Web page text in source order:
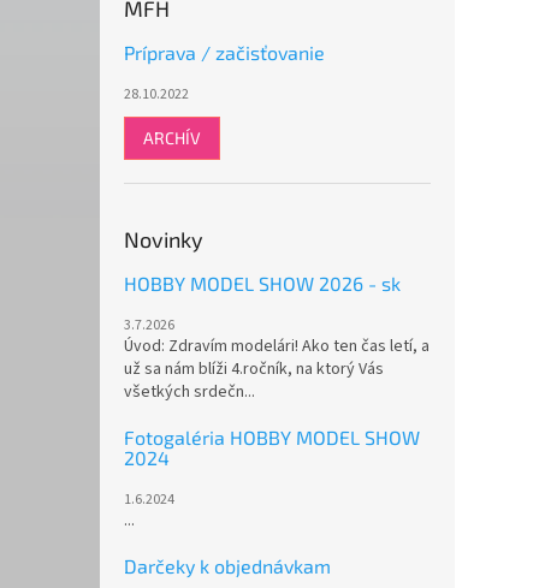
MFH
Príprava / začisťovanie
28.10.2022
ARCHÍV
Novinky
HOBBY MODEL SHOW 2026 - sk
3.7.2026
Úvod: Zdravím modelári! Ako ten čas letí, a
už sa nám blíži 4.ročník, na ktorý Vás
všetkých srdečn...
Fotogaléria HOBBY MODEL SHOW
2024
1.6.2024
...
Darčeky k objednávkam